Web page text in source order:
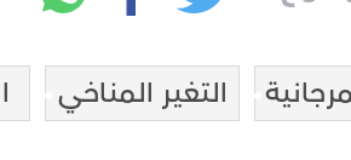
التغير المناخي